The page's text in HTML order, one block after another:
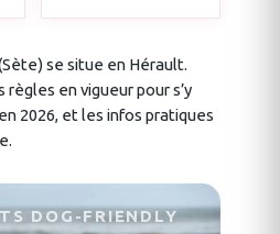
se situe en Hérault.
en vigueur pour s’y
2026, et les infos pratiques
DOG-FRIENDLY